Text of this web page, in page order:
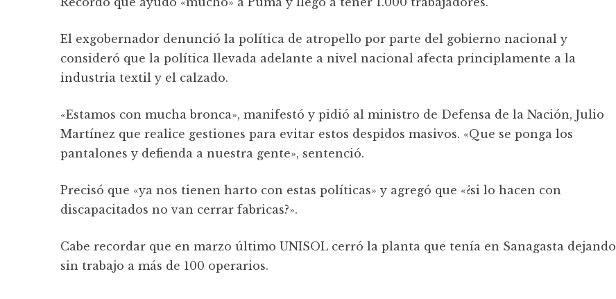
El exgobernador denunció la política de atropello por parte del gobierno nacional y
consideró que la política llevada adelante a nivel nacional afecta principlamente a la
industria textil y el calzado.
«Estamos con mucha bronca», manifestó y pidió al ministro de Defensa de la Nación, Julio
Martínez que realice gestiones para evitar estos despidos masivos. «Que se ponga los
pantalones y defienda a nuestra gente», sentenció.
Precisó que «ya nos tienen harto con estas políticas» y agregó que «¿si lo hacen con
discapacitados no van cerrar fabricas?».
Cabe recordar que en marzo último UNISOL cerró la planta que tenía en Sanagasta dejando
sin trabajo a más de 100 operarios.